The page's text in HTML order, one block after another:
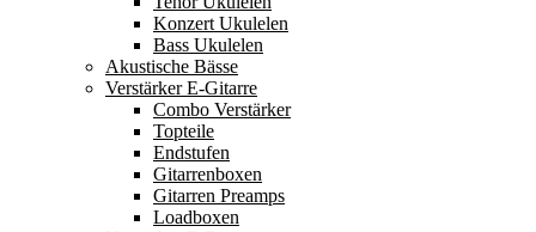
Konzert Ukulelen
Bass Ukulelen
Akustische Bässe
Verstärker E-Gitarre
Combo Verstärker
Topteile
Endstufen
Gitarrenboxen
Gitarren Preamps
Loadboxen